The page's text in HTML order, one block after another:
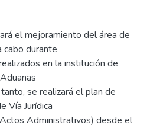
el mejoramiento del área de
cabo durante
en la institución de
se realizará el plan de
Vía Jurídica
Administrativos) desde el